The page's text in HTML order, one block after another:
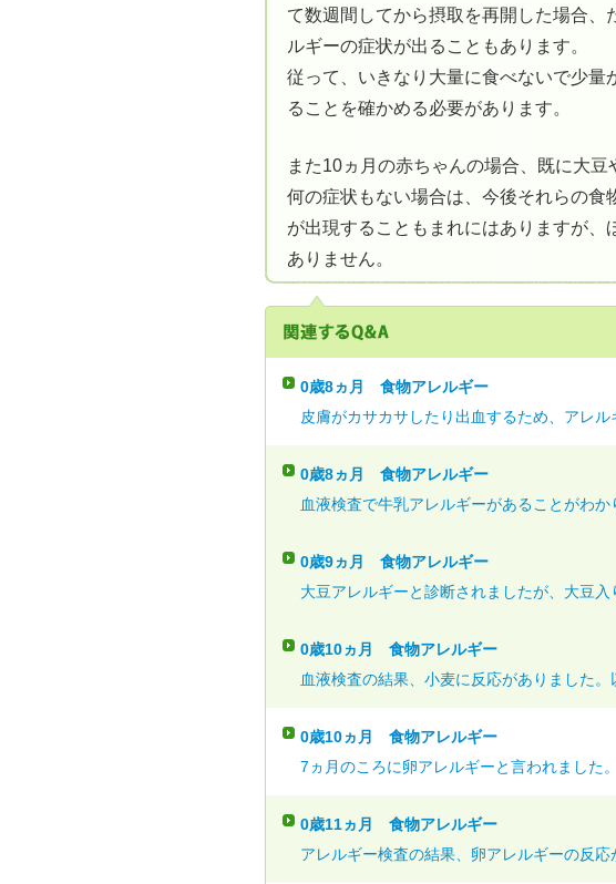
て数週間してから摂取を再開した場合、
ルギーの症状が出ることもあります。
従って、いきなり大量に食べないで少量
ることを確かめる必要があります。
また10ヵ月の赤ちゃんの場合、既に大豆
何の症状もない場合は、今後それらの食
が出現することもまれにはありますが、
ありません。
0歳8ヵ月
食物アレルギー
皮膚がカサカサしたり出血するため、アレル
0歳8ヵ月
食物アレルギー
血液検査で牛乳アレルギーがあることがわか
0歳9ヵ月
食物アレルギー
大豆アレルギーと診断されましたが、大豆入
0歳10ヵ月
食物アレルギー
血液検査の結果、小麦に反応がありました。
0歳10ヵ月
食物アレルギー
7ヵ月のころに卵アレルギーと言われました。
0歳11ヵ月
食物アレルギー
アレルギー検査の結果、卵アレルギーの反応